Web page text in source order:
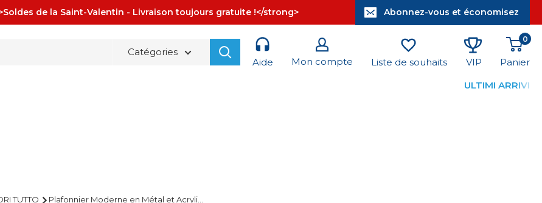
de la Saint-Valentin - Livraison toujours gratuite !</strong> Abonnez-vous et économisez
Catégories
Aide
Mon compte Liste de souhaits VIP
0
Panier
ULTIMI ARRIVI
TUTTO Plafonnier Moderne en Métal et Acryli...